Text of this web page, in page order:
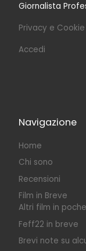
Giornalista
Privacy e
Accedi
Navigazione
Home
Chi sono
Recensioni
Film in Breve
Altri film in
Feff22 in breve
Brevi note su